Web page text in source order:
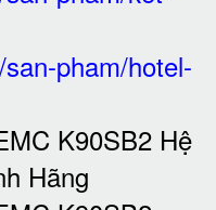
pham/hotel-
K90SB2 Hệ
Hãng